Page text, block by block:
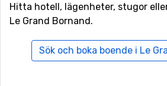
Hitta hotell, lägenheter, stugor
Le Grand Bornand.
Sök och boka boende i Le